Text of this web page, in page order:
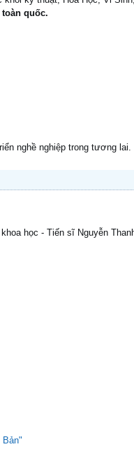
quốc.
nghề nghiệp trong tương lai.
học - Tiến sĩ Nguyễn
Bản"